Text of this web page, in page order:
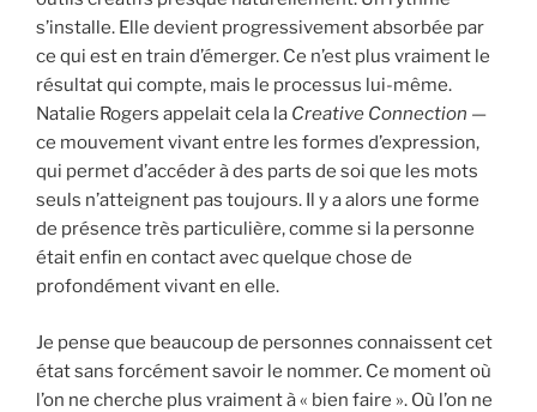
s’installe. Elle devient progressivement absorbée par
ce qui est en train d’émerger. Ce n’est plus vraiment le
résultat qui compte, mais le processus lui-même.
Natalie Rogers appelait cela la Creative Connection —
ce mouvement vivant entre les formes d’expression,
qui permet d’accéder à des parts de soi que les mots
seuls n’atteignent pas toujours. Il y a alors une forme
de présence très particulière, comme si la personne
était enfin en contact avec quelque chose de
profondément vivant en elle.
Je pense que beaucoup de personnes connaissent cet
état sans forcément savoir le nommer. Ce moment où
l’on ne cherche plus vraiment à « bien faire ». Où l’on ne